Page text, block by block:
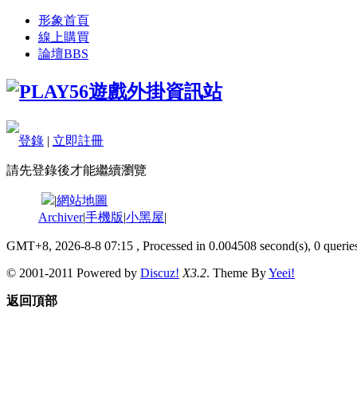
形象首頁
線上購買
論壇BBS
登錄 | 立即註冊
請先登錄後才能繼續瀏覽
|網站地圖
Archiver|手機版|小黑屋|
GMT+8, 2026-8-8 07:15 , Processed in 0.004508 second(s), 0
© 2001-2011 Powered by Discuz! X3.2. Theme ByYeei!
返回頂部